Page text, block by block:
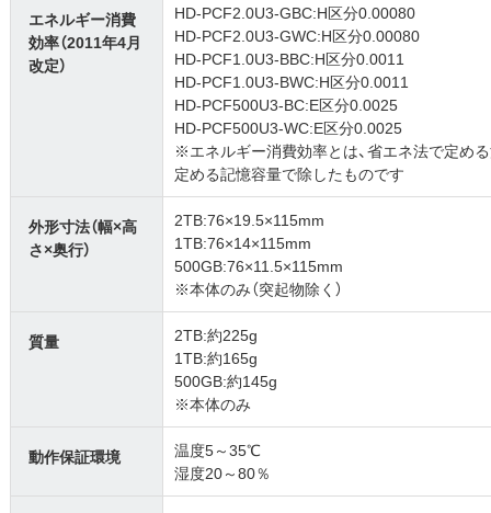
エネルギー消費
効率（2011年4月
改定）
HD-PCF2.0U3-GBC:H区分0.00080
HD-PCF2.0U3-GWC:H区分0.00080
HD-PCF1.0U3-BBC:H区分0.0011
HD-PCF1.0U3-BWC:H区分0.0011
HD-PCF500U3-BC:E区分0.0025
HD-PCF500U3-WC:E区分0.0025
※エネルギー消費効率とは、省エネ法で定め
定める記憶容量で除したものです
外形寸法（幅×高
さ×奥行）
2TB:76×19.5×115mm
1TB:76×14×115mm
500GB:76×11.5×115mm
※本体のみ（突起物除く）
質量
2TB:約225g
1TB:約165g
500GB:約145g
※本体のみ
動作保証環境
温度5～35℃
湿度20～80％